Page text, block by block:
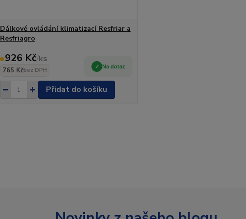
Dálkové ovládání klimatizací Resfriar a
Resfriagro
926 Kč/ks
765 Kčbez DPH
Na dotaz
Přidat do košíku